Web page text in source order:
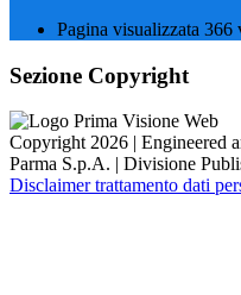
Pagina visualizzata 366
Sezione Copyright
Copyright 2026 | Engineered
Parma S.p.A. | Divisione
Disclaimer trattamento dati